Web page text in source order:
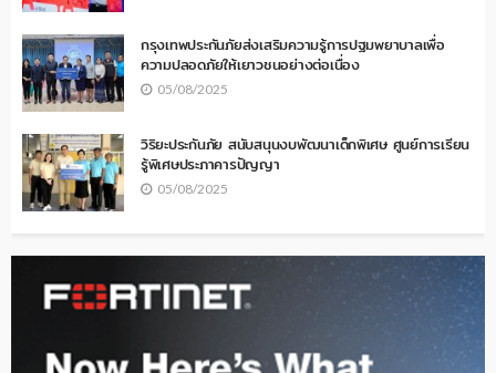
กรุงเทพประกันภัยส่งเสริมความรู้การปฐมพยาบาลเพื่อ
ความปลอดภัยให้เยาวชนอย่างต่อเนื่อง
05/08/2025
วิริยะประกันภัย สนับสนุนงบพัฒนาเด็กพิเศษ ศูนย์การเรียน
รู้พิเศษประภาคารปัญญา
05/08/2025